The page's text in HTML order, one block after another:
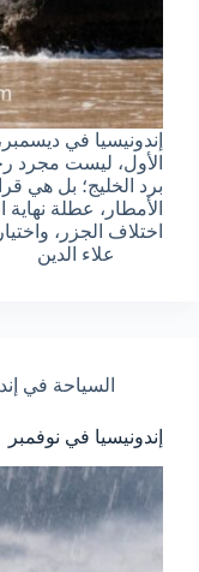
إندونيسيا في
الأول، ليست مجرد
برد الخليج؛ بل هي
الأمطار، عطلة
اختلاف الجزر،
علاء الدين
السياحة في
إندونيسيا في نوفمبر